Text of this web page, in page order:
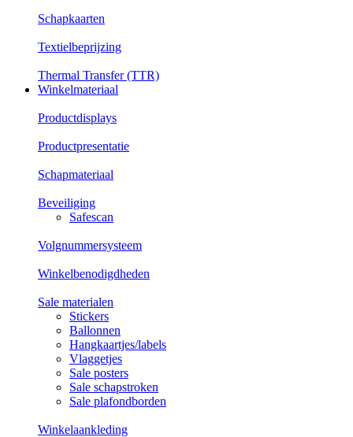
Schapkaarten
Textielbeprijzing
Thermal Transfer (TTR)
Winkelmateriaal
Productdisplays
Productpresentatie
Schapmateriaal
Beveiliging
Safescan
Volgnummersysteem
Winkelbenodigdheden
Sale materialen
Stickers
Ballonnen
Hangkaartjes/labels
Vlaggetjes
Sale posters
Sale schapstroken
Sale plafondborden
Winkelaankleding